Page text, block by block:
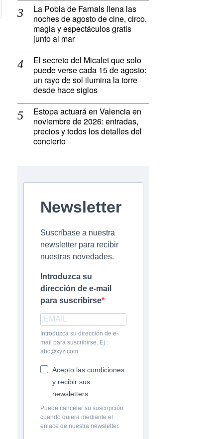
La Pobla de Farnals llena las
noches de agosto de cine, circo,
magia y espectáculos gratis
junto al mar
El secreto del Micalet que solo
puede verse cada 15 de agosto:
un rayo de sol ilumina la torre
desde hace siglos
Estopa actuará en Valencia en
noviembre de 2026: entradas,
precios y todos los detalles del
concierto
Newsletter
Suscríbase a nuestra
newsletter para recibir
nuestras novedades.
Introduzca su
dirección de e-mail
para suscribirse
Introduzca su dirección de e-
mail para suscribirse. Ej.:
abc@xyz.com
Acepto las condiciones
y recibir sus
newsletters.
Puede cancelar su suscripción
cuando quiera mediante el
enlace de nuestra newsletter.